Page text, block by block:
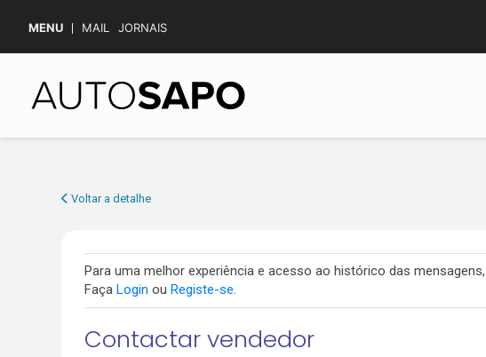
MENU MAIL JORNAIS
Voltar a detalhe
Para uma melhor experiência e acesso ao histórico das
Faça Login ou Registe-se.
Contactar vendedor